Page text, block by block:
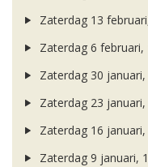
Zaterdag 13
Zaterdag 6 februari,
Zaterdag 30
Zaterdag 23
Zaterdag 16
Zaterdag 9 januari,